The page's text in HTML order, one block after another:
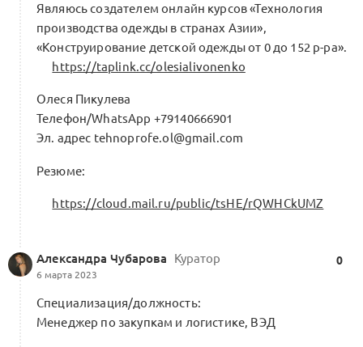
Являюсь создателем онлайн курсов «Технология
производства одежды в странах Азии»,
«Конструирование детской одежды от 0 до 152 р-ра».
https://taplink.cc/olesialivonenko
Олеся Пикулева
Телефон/WhatsApp +79140666901
Эл. адрес tehnoprofe.ol@gmail.com
Резюме:
https://cloud.mail.ru/public/tsHE/rQWHCkUMZ
Александра Чубарова Куратор
6 марта 2023
0
Специализация/должность:
Менеджер по закупкам и логистике, ВЭД